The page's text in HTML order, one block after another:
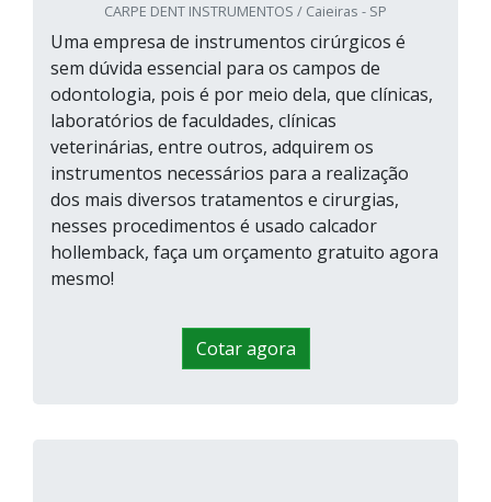
CARPE DENT INSTRUMENTOS / Caieiras - SP
Uma empresa de instrumentos cirúrgicos é
sem dúvida essencial para os campos de
odontologia, pois é por meio dela, que clínicas,
laboratórios de faculdades, clínicas
veterinárias, entre outros, adquirem os
instrumentos necessários para a realização
dos mais diversos tratamentos e cirurgias,
nesses procedimentos é usado calcador
hollemback, faça um orçamento gratuito agora
mesmo!
Cotar agora